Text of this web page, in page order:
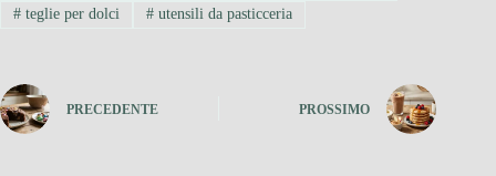
#teglie per dolci #utensili da pasticceria
PRECEDENTE PROSSIMO